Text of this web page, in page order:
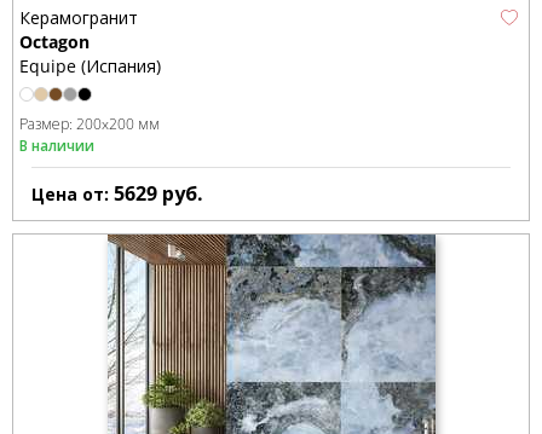
Керамогранит
Octagon
Equipe (Испания)
Размер: 200x200 мм
В наличии
Цена от: 5629 руб.